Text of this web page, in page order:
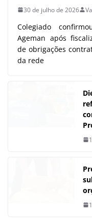
30 de julho de 2026
Colegiado
Ageman após
de obrigações
da rede